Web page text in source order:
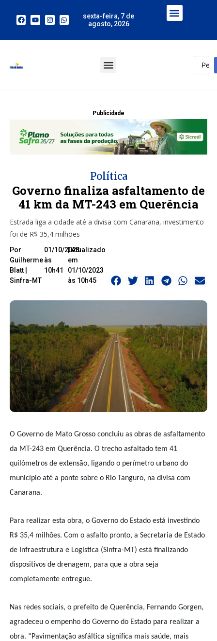
sexta-feira, 7 de
agosto, 2026
Publicidade
Política
Governo finaliza asfaltamento de
41 km da MT-243 em Querência
Estrada liga a cidade até a divisa com Canarana, investimento
foi de R$ 35,4 milhões
Por
Guilherme
Blatt |
Sinfra-MT
01/10/2023
às
10h41
| Atualizado
em
01/10/2023
às 10h45
O Governo de Mato Grosso concluiu as obras de asfaltamento
da MT-243 em Querência. O trecho asfaltado tem 41
quilômetros de extensão, ligando o perímetro urbano do
município até a ponte sobre o Rio Tanguro, na divisa com
Canarana.
Para realizar esta obra, o Governo do Estado está investindo
R$ 35,4 milhões. Com o asfalto pronto, a Secretaria de Estado
de Infraestrutura e Logística (Sinfra-MT) está finalizando
dispositivos de drenagem, para que a obra seja
completamente entregue.
Nas redes sociais, o prefeito de Querência, Fernando Gorgen,
agradeceu o empenho do Governo do Estado para realizar a
obra. “Pavimentação asfáltica significa mais saúde, mais